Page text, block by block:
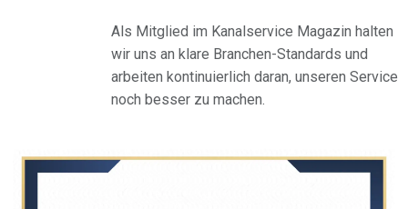
Als Mitglied im Kanalservice Magazin halten
wir uns an klare Branchen-Standards und
arbeiten kontinuierlich daran, unseren Service
noch besser zu machen.